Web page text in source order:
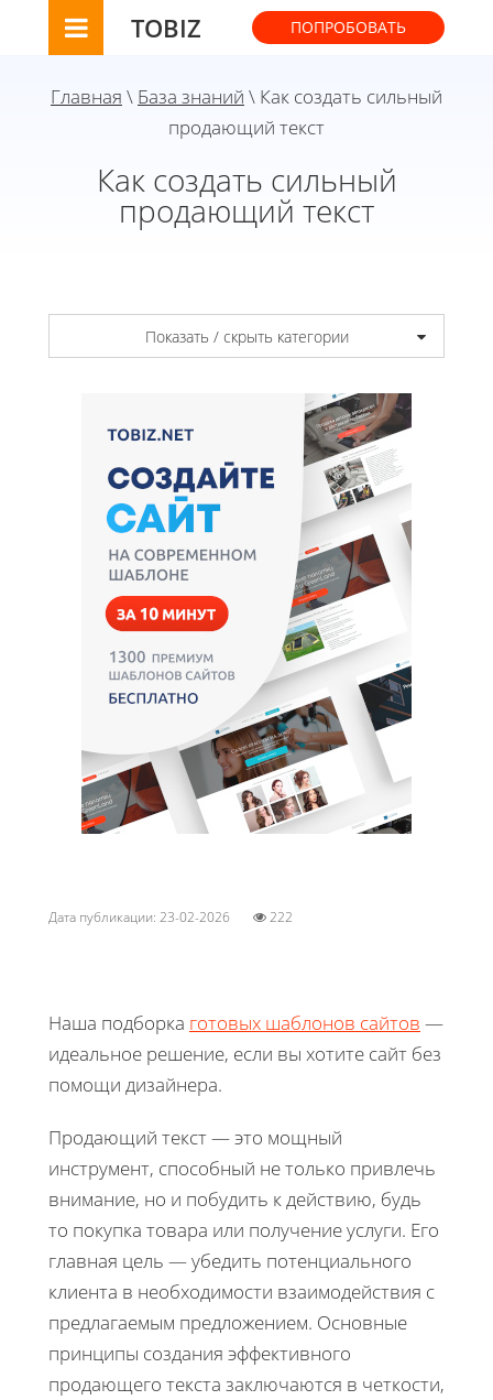
TOBIZ ПОПРОБОВАТЬ
Главная \ База знаний \ Как создать сильный
продающий текст
Как создать сильный
продающий текст
Показать / скрыть категории
Дата публикации: 23-02-2026 222
Наша подборка готовых шаблонов сайтов —
идеальное решение, если вы хотите сайт без
помощи дизайнера.
Продающий текст — это мощный
инструмент, способный не только привлечь
внимание, но и побудить к действию, будь
то покупка товара или получение услуги. Его
главная цель — убедить потенциального
клиента в необходимости взаимодействия с
предлагаемым предложением. Основные
принципы создания эффективного
продающего текста заключаются в четкости,